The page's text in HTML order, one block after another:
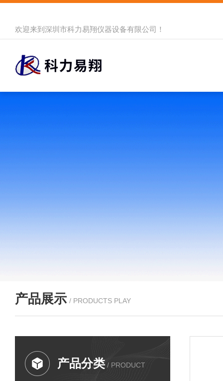
欢迎来到 深圳市科力易翔仪器设备有限公司 ！
产品展示 / PRODUCTS PLAY
产品分类 / PRODUCT